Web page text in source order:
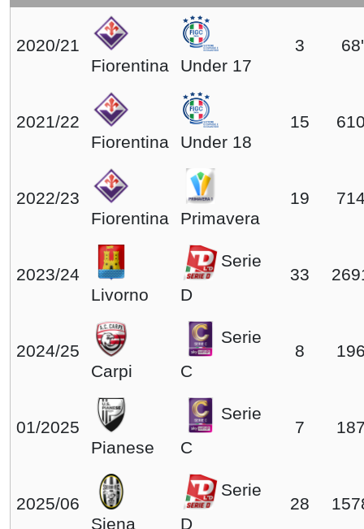
2020/21
Fiorentina
Under 17
3 68'
2021/22
Fiorentina
Under 18
15
2022/23
Fiorentina
Primavera
19
2023/24
Livorno
Serie
D
33
2024/25
Carpi
Serie
C
8
01/2025
Pianese
Serie
C
7
2025/06
Siena
Serie
D
28